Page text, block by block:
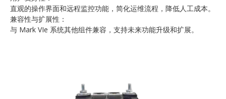
直观的操作界面和远程监控功能，简化运维流程，降低人工成本。
兼容性与扩展性：
与 Mark VIe 系统其他组件兼容，支持未来功能升级和扩展。